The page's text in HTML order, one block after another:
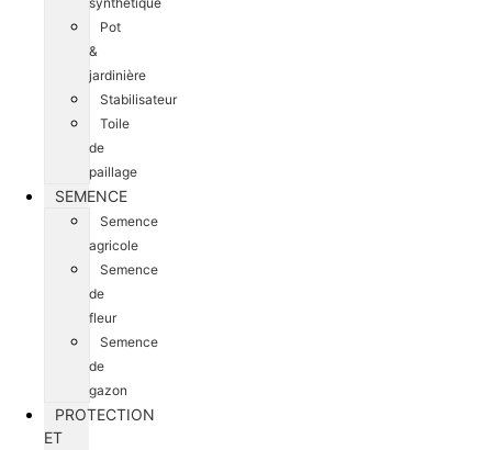
Pot
&
jardinière
Stabilisateur
Toile
de
paillage
SEMENCE
Semence
agricole
Semence
de
fleur
Semence
de
gazon
PROTECTION
ET